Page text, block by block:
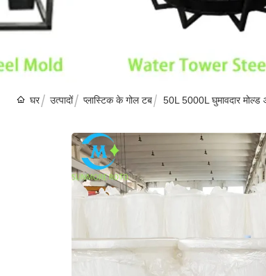
घर उत्पादों प्लास्टिक के गोल टब 50L 5000L घुमावदार मोल्ड